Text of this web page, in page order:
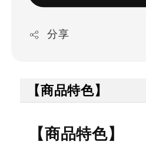
分享
【商品特色】
【商品特色】